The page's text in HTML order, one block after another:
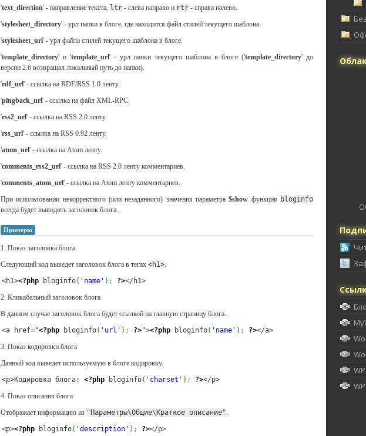
'text_direction' - направление текста, ltr - слева направо и rtr - справа налево.
'stylesheet_directory' - урл папки в блоге, где находится файл стилей текущего шаблона.
'stylesheet_url' - урл файла стилей текущего шаблона в блоге.
'template_directory' и 'template_url' - урл папки текущего шаблона в блоге ('template_directory' до
версии 2.6 возвращал локальный путь до папки).
'rdf_url' - ссылка на RDF/RSS 1.0 ленту.
'pingback_url' - ссылка на файл XML-RPC.
'rss2_url' - ссылка на RSS 2.0 ленту.
'rss_url' - ссылка на RSS 0.92 ленту.
'atom_url' - ссылка на Atom ленту.
'comments_rss2_url' - ссылка на RSS 2.0 ленту комментариев.
'comments_atom_url' - ссылка на Atom ленту комментариев.
При использовании некорректного (или незаданного) значения параметра$show функция bloginfo
всегда будет выводить заголовок блога.
Примеры
1. Показ заголовка блога
Следующий код выведет заголовок блога в тегах <h1>.
<h1><?php bloginfo( 'name' ) ; ?></h1>
2. Кликабельный заголовок блога
В данном случае заголовок блога будет ссылкой на главную страницу блога.
<a href="<?php bloginfo( 'url' ) ; ?>"><?php bloginfo( 'name' ) ; ?></a>
3. Показ кодировки блога
Данный код выведет используемую в блоге кодировку.
<p>Кодировка блога: <?php bloginfo( 'charset' ) ; ?></p>
4. Показ описания блога
Отображает информацию из "Параметры\Общие\Краткое описание".
<p><?php bloginfo( 'description' ) ; ?></p>